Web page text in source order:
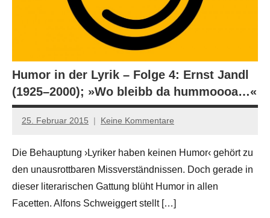
Humor in der Lyrik – Folge 4: Ernst Jandl
(1925–2000); »Wo bleibb da hummoooa…«
25. Februar 2015
Anton
Leitner
Keine Kommentare
Die Behauptung ›Lyriker haben keinen Humor‹ gehört zu
den unausrottbaren Missverständnissen. Doch gerade in
dieser literarischen Gattung blüht Humor in allen
Facetten. Alfons Schweiggert stellt […]